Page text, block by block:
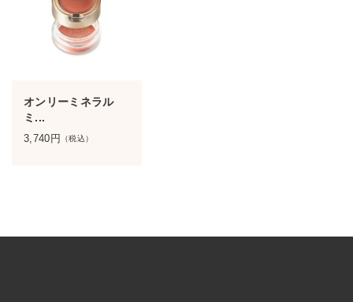
オンリーミネラル
ミ...
3,740 円 （税込）